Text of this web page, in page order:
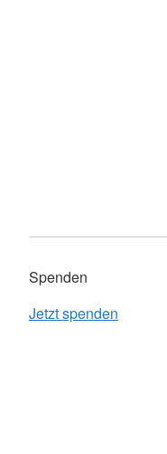
Spenden
Jetzt spenden